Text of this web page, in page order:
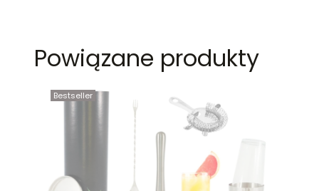
Powiązane produkty
Bestseller